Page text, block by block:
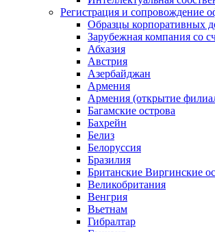
Регистрация и сопровождение
Образцы корпоративных
Зарубежная компания со
Абхазия
Австрия
Азербайджан
Армения
Армения (открытие
Багамские острова
Бахрейн
Белиз
Белоруссия
Бразилия
Британские Виргинские
Великобритания
Венгрия
Вьетнам
Гибралтар